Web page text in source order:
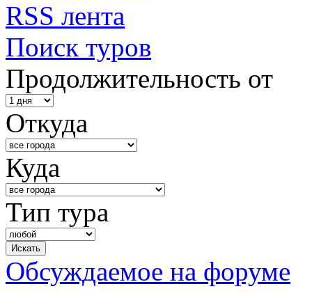
RSS лента
Поиск туров
Продолжительность от
Откуда
Куда
Тип тура
Обсуждаемое на форуме